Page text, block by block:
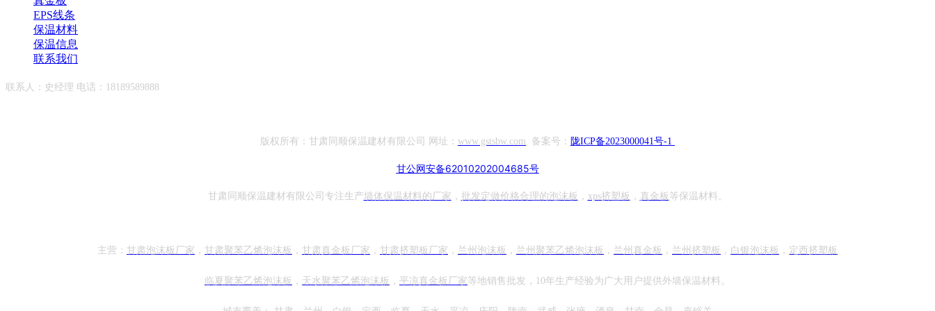
EPS线条
保温材料
保温信息
联系我们
联系人：史经理 电话：18189589888
版权所有：甘肃同顺保温建材有限公司 网址： www.gstsbw.com 备案号： 陇ICP备2023000041号-1
甘公网安备62010202004685号
甘肃同顺保温建材有限公司专注生产墙体保温材料的厂家 ， 批发定做价格合理的泡沫板 ， xps挤塑板 ， 真金板 等保温材料。
主营： 甘肃泡沫板厂家 ， 甘肃聚苯乙烯泡沫板 ， 甘肃真金板厂家 ， 甘肃挤塑板厂家 ， 兰州泡沫板 ， 兰州聚苯乙烯泡沫板 ， 兰州真金板 ， 兰州挤塑板 ， 白银泡沫板 ， 定西挤塑板
临夏 聚苯乙烯泡沫板 ， 天水聚苯乙烯泡沫板 ， 平凉真金板厂家等地销售批发，10年生产经验为广大用户提供外墙保温材料。